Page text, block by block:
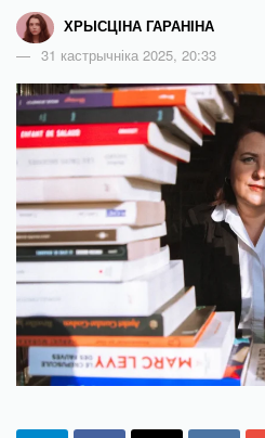
ХРЫСЦІНА ГАРАНІНА
31 кастрычніка 2025, 20:33